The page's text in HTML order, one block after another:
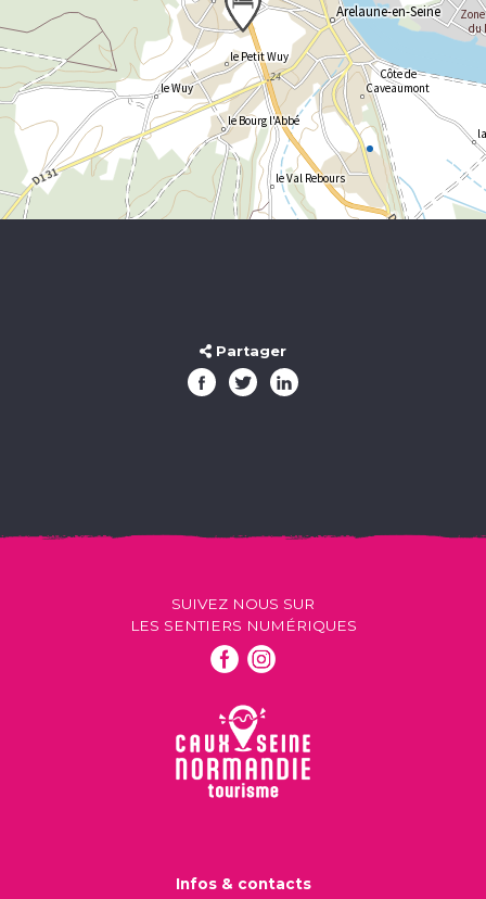
Partager
SUIVEZ NOUS SUR
LES SENTIERS NUMÉRIQUES
Infos & contacts